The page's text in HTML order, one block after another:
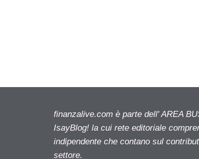
finanzalive.com è parte dell' AREA
IsayBlog! la cui rete editoriale
indipendente che contano sul
settore.